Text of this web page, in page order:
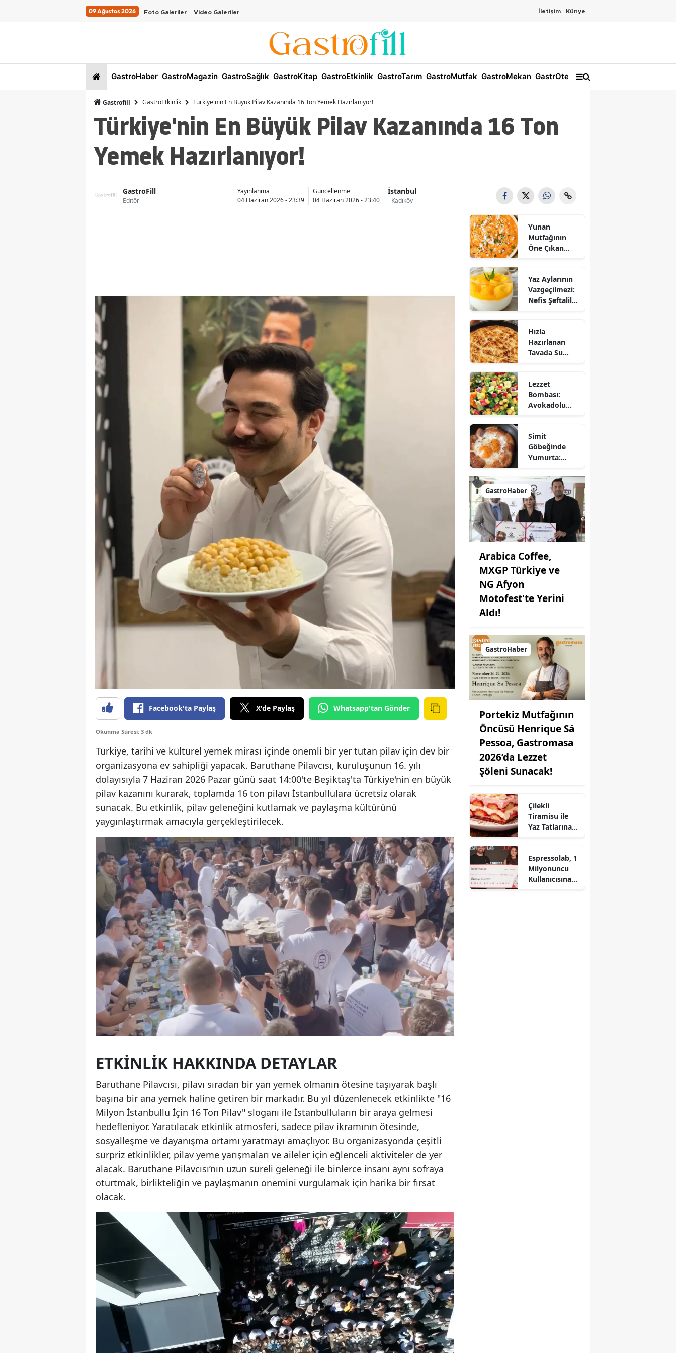
09 Ağustos 2026 Foto Galeriler Video Galeriler İletişim Künye
GastroHaber GastroMagazin GastroSağlık GastroKitap GastroEtkinlik GastroTarım GastroMutfak GastroMekan GastrOtel
Gastrofill GastroEtkinlik Türkiye'nin En Büyük Pilav Kazanında 16 Ton Yemek Hazırlanıyor!
Türkiye'nin En Büyük Pilav Kazanında 16 Ton
Yemek Hazırlanıyor!
GastroFill
Editör
Yayınlanma
04 Haziran 2026 - 23:39
Güncellenme
04 Haziran 2026 - 23:40
İstanbul
Kadıköy
Facebook'ta Paylaş X'de Paylaş Whatsapp'tan Gönder
Okunma Süresi: 3 dk
Türkiye, tarihi ve kültürel yemek mirası içinde önemli bir yer tutan pilav için dev bir
organizasyona ev sahipliği yapacak. Baruthane Pilavcısı, kuruluşunun 16. yılı
dolayısıyla 7 Haziran 2026 Pazar günü saat 14:00'te Beşiktaş'ta Türkiye'nin en büyük
pilav kazanını kurarak, toplamda 16 ton pilavı İstanbullulara ücretsiz olarak
sunacak. Bu etkinlik, pilav geleneğini kutlamak ve paylaşma kültürünü
yaygınlaştırmak amacıyla gerçekleştirilecek.
ETKINLIK HAKKINDA DETAYLAR
Baruthane Pilavcısı, pilavı sıradan bir yan yemek olmanın ötesine taşıyarak başlı
başına bir ana yemek haline getiren bir markadır. Bu yıl düzenlenecek etkinlikte "16
Milyon İstanbullu İçin 16 Ton Pilav" sloganı ile İstanbulluların bir araya gelmesi
hedefleniyor. Yaratılacak etkinlik atmosferi, sadece pilav ikramının ötesinde,
sosyalleşme ve dayanışma ortamı yaratmayı amaçlıyor. Bu organizasyonda çeşitli
sürpriz etkinlikler, pilav yeme yarışmaları ve aileler için eğlenceli aktiviteler de yer
alacak. Baruthane Pilavcısı’nın uzun süreli geleneği ile binlerce insanı aynı sofraya
oturtmak, birlikteliğin ve paylaşmanın önemini vurgulamak için harika bir fırsat
olacak.
Yunan
Mutfağının
Öne Çıkan
Nasıl Yapılır?
Yaz Aylarının
Vazgeçilmezi:
Nefis Şeftalili
Hızla
Hazırlanan
Tavada Su
Sofralarınıza
Lezzet Katın!
Lezzet
Bombası:
Avokadolu
Simit
Göbeğinde
Yumurta:
Farklı Bir
Kahvaltı
Seçeneği
GastroHaber
Arabica Coffee,
MXGP Türkiye ve
NG Afyon
Motofest'te Yerini
Aldı!
GastroHaber
Portekiz Mutfağının
Öncüsü Henrique Sá
Pessoa, Gastromasa
2026’da Lezzet
Şöleni Sunacak!
Çilekli
Tiramisu ile
Yaz Tatlarına
Espressolab, 1
Milyonuncu
Kullanıcısına